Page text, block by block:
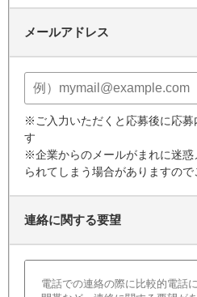
メールアドレス
※ご入力いただくと応募後に応募
す
※企業からのメールがまれに迷惑
られてしまう場合がありますの
連絡に関する要望